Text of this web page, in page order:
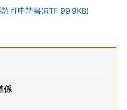
可申請書(RTF 99.9KB)
係